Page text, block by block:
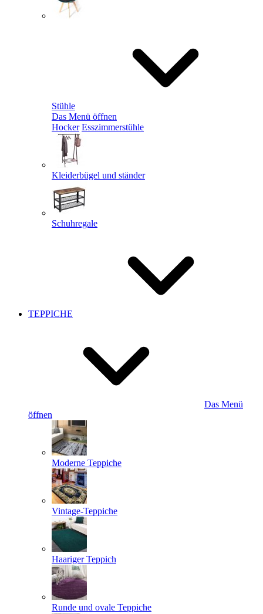
Stühle
Das Menü öffnen
Hocker Esszimmerstühle
Kleiderbügel und ständer
Schuhregale
TEPPICHE
Das Menü
öffnen
Moderne Teppiche
Vintage-Teppiche
Haariger Teppich
Runde und ovale Teppiche